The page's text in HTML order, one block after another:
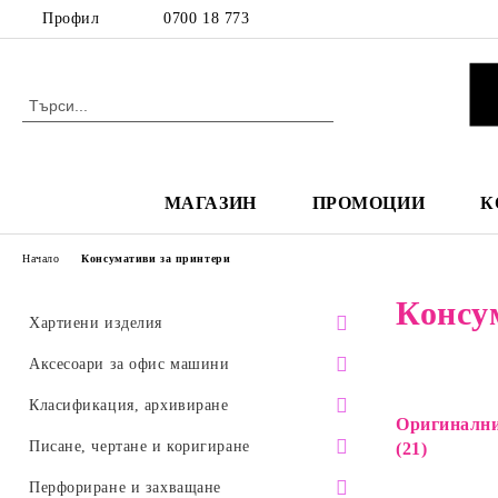
Профил 0700 18 773
МАГАЗИН ПРОМОЦИИ
Хартиени изделия
Бяла копирна хартия
Самозалепващи и обикновени
Аксесоари за офис машини
Мишки
Слушалки, микрофони
Клавиатури
Класификация, архивиране
Визитници, азбучници, фотоалбуми
Разделители
Писане, чертане и коригиране
Химикалки
Перфориране и захващане
Начало Консумативи за принтери
(21)